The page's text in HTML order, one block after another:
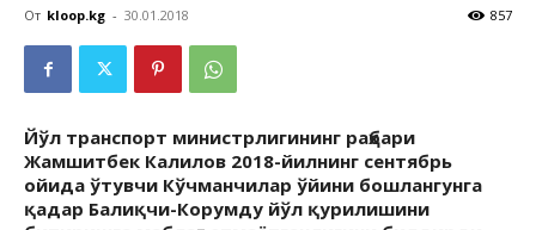
От kloop.kg - 30.01.2018 857
Йўл транспорт министрлигининг раҳбари
Жамшитбек Калилов 2018-йилнинг сентябрь
ойида ўтувчи Кўчманчилар ўйини бошлангунга
қадар Балиқчи-Корумду йўл қурилишини